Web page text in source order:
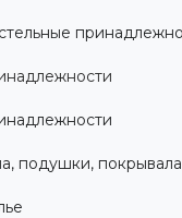
подушки, покрывала